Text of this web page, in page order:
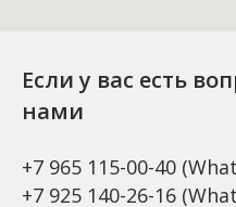
Если у вас есть
нами
+7 965 115-00-40
+7 925 140-26-16